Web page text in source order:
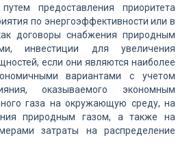
предоставления приоритета
по энергоэффективности или в
договоры снабжения природным
инвестиции для увеличения
если они являются наиболее
вариантами с учетом
оказываемого экономным
газа на окружающую среду, на
природным газом, а также на
затраты на распределение